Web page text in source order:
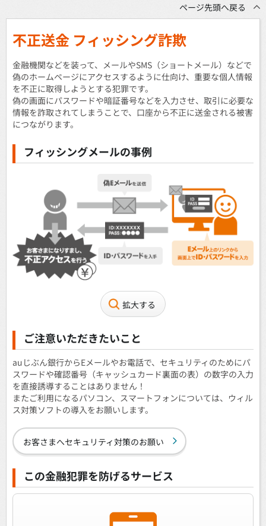
ページ先頭へ戻る
不正送金 フィッシング詐欺
金融機関などを装って、メールやSMS（ショートメール）などで
偽のホームページにアクセスするように仕向け、重要な個人情報
を不正に取得しようとする犯罪です。
偽の画面にパスワードや暗証番号などを入力させ、取引に必要な
情報を詐取されてしまうことで、口座から不正に送金される被害
につながります。
フィッシングメールの事例
拡大する
ご注意いただきたいこと
auじぶん銀行からEメールやお電話で、セキュリティのためにパ
スワードや確認番号（キャッシュカード裏面の表）の数字の入力
を直接誘導することはありません！
またご利用になるパソコン、スマートフォンについては、ウィル
ス対策ソフトの導入をお願いします。
お客さまへセキュリティ対策のお願い
この金融犯罪を防げるサービス